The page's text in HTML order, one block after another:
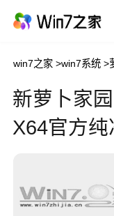
win7之家 >win7系统 >
新萝卜家
X64官方